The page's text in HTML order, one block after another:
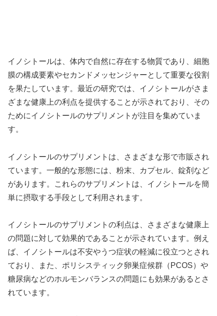
イノシトールは、体内で自然に存在する物質であり、細胞
膜の構成要素やセカンドメッセンジャーとして重要な役割
を果たしています。最近の研究では、イノシトールがさま
ざまな健康上の利点を提供することが示されており、その
ためにイノシトールのサプリメントが注目を集めていま
す。
イノシトールのサプリメントは、さまざまな形で市販され
ています。一般的な形態には、粉末、カプセル、錠剤など
があります。これらのサプリメントは、イノシトールを簡
単に摂取する手段として利用されます。
イノシトールのサプリメントの利点は、さまざまな健康上
の問題に対して効果的であることが示されています。例え
ば、イノシトールは不安やうつ症状の軽減に役立つとされ
ており、また、ポリシスティック卵巣症候群（PCOS）や
糖尿病などのホルモンバランスの問題にも効果があるとさ
れています。